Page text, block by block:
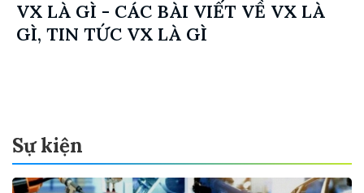
VX LÀ GÌ - CÁC BÀI VIẾT VỀ VX LÀ
GÌ, TIN TỨC VX LÀ GÌ
Sự kiện